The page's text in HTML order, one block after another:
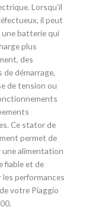
Lorsqu’il
il peut
batterie qui
plus
des
de démarrage,
de tension ou
Ce stator de
permet de
alimentation
fiable et de
performances
votre Piaggio